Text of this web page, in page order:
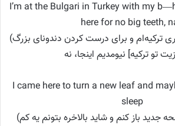
I’m at the Bulgari in Turkey with my
here for no big teeth,
(با دخترم تو هتل بولگاری ترکیه‌ام و برای درست کردن دندونای بزرگ
I came here to turn a new leaf and
sleep
(اومدم اینجا تا یه صفحه جدید باز کنم و شاید بالاخره بتونم یه کم